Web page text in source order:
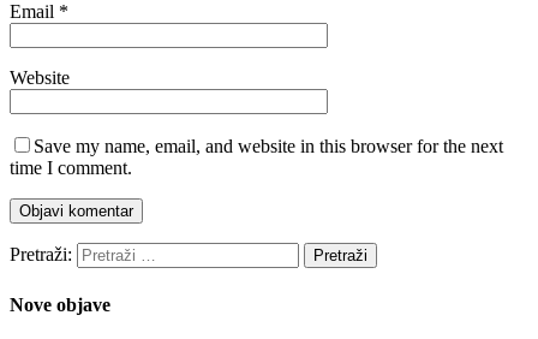
Email *
Website
Save my name, email, and website in this browser for the next
time I comment.
Pretraži:
Nove objave